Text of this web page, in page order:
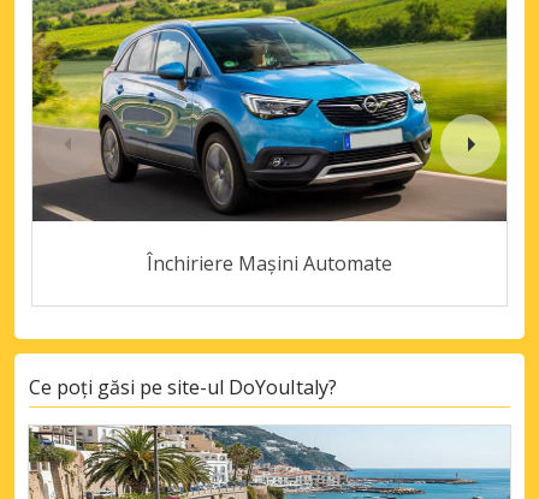
Închiriere Mașini Automate
Ce poți găsi pe site-ul DoYouItaly?